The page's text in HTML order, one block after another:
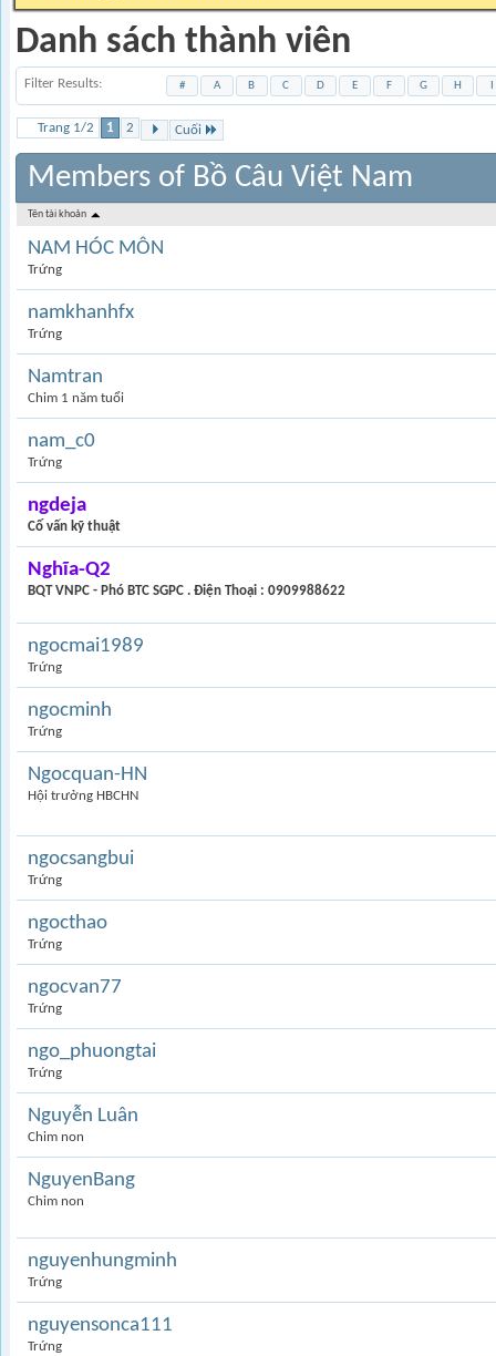
Danh sách thành viên
Filter Results # A B C D E F G H
Trang 1/2 1 2 Cuối
Members of Bồ Câu Việt Nam
Tên tài khoản
NAM HÓC MÔN
Trứng
namkhanhfx
Trứng
Namtran
Chim 1 năm tuổi
nam_c0
Trứng
ngdeja
Cố vấn kỹ thuật
Nghĩa-Q2
BQT VNPC - Phó BTC SGPC . Điện Thoại : 0909988622
ngocmai1989
Trứng
ngocminh
Trứng
Ngocquan-HN
Hội trưởng HBCHN
ngocsangbui
Trứng
ngocthao
Trứng
ngocvan77
Trứng
ngo_phuongtai
Trứng
Nguyễn Luân
Chim non
NguyenBang
Chim non
nguyenhungminh
Trứng
nguyensonca111
Trứng